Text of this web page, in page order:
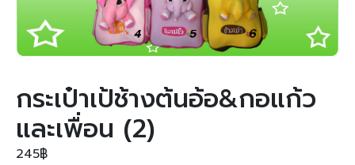
กระเป๋าเป้ช้างต้นอ้อ&กอแก้ว
และเพื่อน (2)
245฿